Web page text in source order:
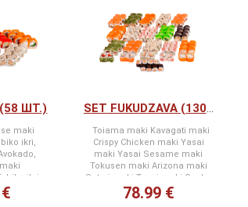
(58 ШТ.)
maki
ikri,
ikri,
Gurķis)
SET FUKUDZAVA (130 ШТ)
Toiama maki Kavagati maki
Crispy Chicken maki Yasai
maki Yasai Sesame maki
Tokusen maki Arizona maki
Satori maki Tosai maki Osaka
maki Goten maki Florida maki
Sake kappa maki Boston maki
78.99 €